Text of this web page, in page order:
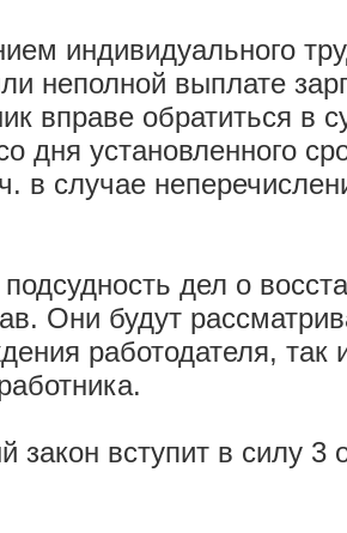
индивидуального
неполной выплате
вправе обратиться в
дня установленного
в случае
дел о
Они будут
работодателя, так
закон вступит в силу 3